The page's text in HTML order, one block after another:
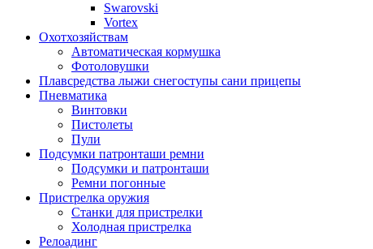
Swarovski
Vortex
Охотхозяйствам
Автоматическая кормушка
Фотоловушки
Плавсредства лыжи снегоступы сани прицепы
Пневматика
Винтовки
Пистолеты
Пули
Подсумки патронташи ремни
Подсумки и патронташи
Ремни погонные
Пристрелка оружия
Станки для пристрелки
Холодная пристрелка
Релоадинг